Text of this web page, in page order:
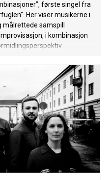
første singel fra
Her viser musikerne i
målrettede samspill
i kombinasjon